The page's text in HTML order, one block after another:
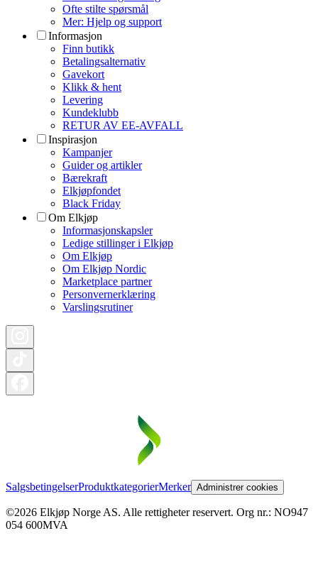
Ofte stilte spørsmål
Mer: Hjelp og support
Informasjon
Finn butikk
Betalingsalternativ
Gavekort
Klikk & hent
Levering
Kundeklubb
RETUR AV EE-AVFALL
Inspirasjon
Kampanjer
Guider og artikler
Bærekraft
Elkjøpfondet
Black Friday
Om Elkjøp
Informasjonskapsler
Ledige stillinger i Elkjøp
Om Elkjøp
Om Elkjøp Nordic
Marketplace partner
Personvernerklæring
Varslingsrutiner
SalgsbetingelserProduktkategorierMerker Administrer cookies
©2026 Elkjøp Norge AS. Alle rettigheter reservert. Org nr.: NO947
054 600MVA